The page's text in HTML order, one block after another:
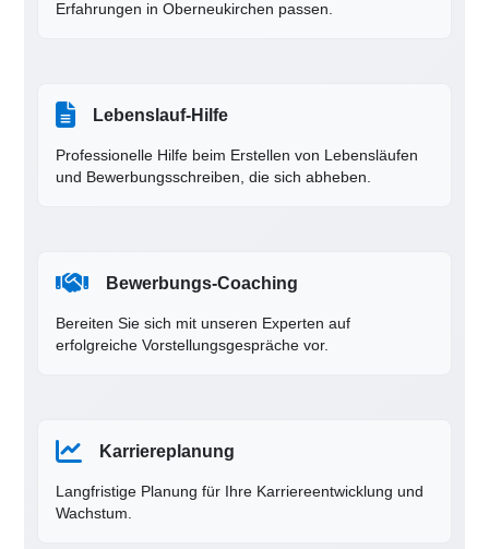
Erfahrungen in Oberneukirchen passen.
Lebenslauf-Hilfe
Professionelle Hilfe beim Erstellen von Lebensläufen
und Bewerbungsschreiben, die sich abheben.
Bewerbungs-Coaching
Bereiten Sie sich mit unseren Experten auf
erfolgreiche Vorstellungsgespräche vor.
Karriereplanung
Langfristige Planung für Ihre Karriereentwicklung und
Wachstum.